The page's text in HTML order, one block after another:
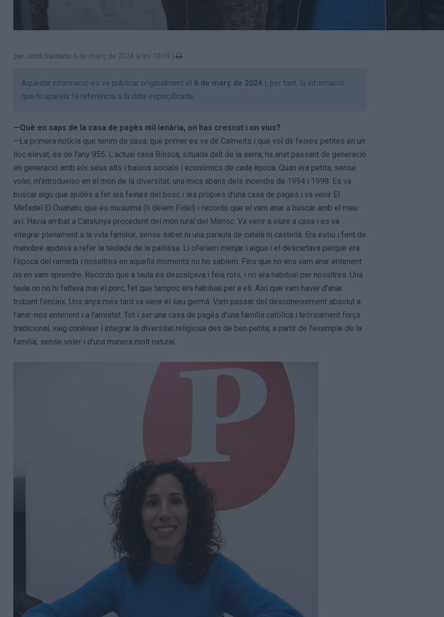
per Jordi Sardans, 6 de març de 2024 a les 10:59
Aquesta informació es va publicar originalment el 6 de març de 2024 i, per tant, la informació
que hi apareix fa referència a la data especificada.
—Què en saps de la casa de pagès mil·lenària, on has crescut i on vius?
—La primera notícia que tenim de casa, que primer es va dir Calmeits i que vol dir feixes petites en un
lloc elevat, és de l’any 955. L’actual casa Biosca, situada dalt de la serra, ha anat passant de generació
en generació amb els seus alts i baixos socials i econòmics de cada època. Quan era petita, sense
voler, m’introdueixo en el món de la diversitat, una mica abans dels incendis de 1994 i 1998. Es va
buscar algú que ajudés a fer les feines del bosc i les pròpies d’una casa de pagès i va venir El
Mefadel El Ouahabi, que és musulmà (li dèiem Fidel) i recordo que el vam anar a buscar amb el meu
avi. Havia arribat a Catalunya procedent del món rural del Marroc. Va venir a viure a casa i es va
integrar plenament a la vida familiar, sense saber ni una paraula de català ni castellà. Era estiu i fent de
manobre ajudava a refer la teulada de la pallissa. Li oferíem menjar i aigua i el descartava perquè era
l’època del ramadà i nosaltres en aquells moments no ho sabíem. Fins que no ens vam anar entenent
no en vam aprendre. Recordo que a taula es descalçava i feia rots, i no era habitual per nosaltres. Una
taula on no hi faltava mai el porc, fet que tampoc era habitual per a ell. Així que vam haver d’anar
trobant l’encaix. Uns anys més tard va venir el seu germà. Vam passar del desconeixement absolut a
l’anar-nos entenent i a l’amistat. Tot i ser una casa de pagès d’una família catòlica i teòricament força
tradicional, vaig conèixer i integrar la diversitat religiosa des de ben petita, a partir de l’exemple de la
família, sense voler i d’una manera molt natural.